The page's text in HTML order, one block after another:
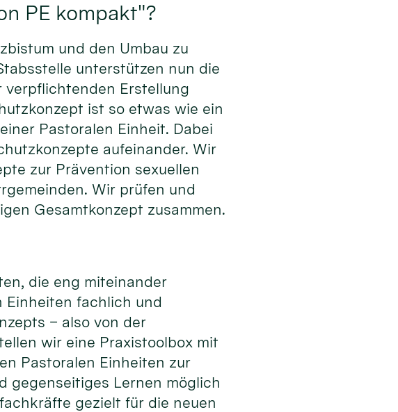
PE kompakt"?
und den Umbau zu
unterstützen nun die
verpflichtenden Erstellung
ist so etwas wie ein
Pastoralen Einheit. Dabei
aufeinander. Wir
zur Prävention sexuellen
Wir prüfen und
Gesamtkonzept zusammen.
die eng miteinander
Einheiten fachlich und
– also von der
wir eine Praxistoolbox mit
Pastoralen Einheiten zur
gegenseitiges Lernen möglich
gezielt für die neuen